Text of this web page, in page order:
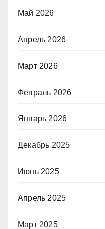
Май 2026
Апрель 2026
Март 2026
Февраль 2026
Январь 2026
Декабрь 2025
Июнь 2025
Апрель 2025
Март 2025